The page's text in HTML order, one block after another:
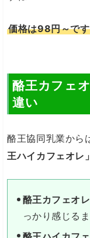
価格は98円～で
酪王カフェ
違い
酪王協同乳業から
王ハイカフェオレ」
酪王カフェオレ
っかり感じる